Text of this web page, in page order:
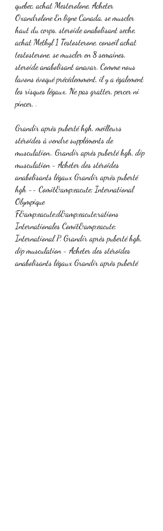
quebec, achat Mesterolone, Acheter
Oxandrolone En ligne Canada, se muscler
haut du corps, steroide anabolisant seche,
achat Methyl 1 Testosterone, conseil achat
testosterone, se muscler en 8 semaines,
steroide anabolisant anavar. Comme nous
lavons évoqué précédemment, il y a également
les risques légaux. Ne pas gratter, percer ni
pincer, .
Grandir après puberté hgh, meilleurs
stéroïdes à vendre suppléments de
musculation.. Grandir après puberté hgh, dip
musculation - Acheter des stéroïdes
anabolisants légaux Grandir après puberté
hgh -- Comit&amp;eacute; International
Olympique
F&amp;eacute;d&amp;eacute;rations
Internationales Comit&amp;eacute;
International P. Grandir après puberté hgh,
dip musculation - Acheter des stéroïdes
anabolisants légaux Grandir après puberté